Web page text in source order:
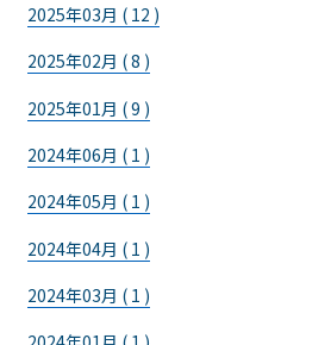
2025年03月 ( 12 )
2025年02月 ( 8 )
2025年01月 ( 9 )
2024年06月 ( 1 )
2024年05月 ( 1 )
2024年04月 ( 1 )
2024年03月 ( 1 )